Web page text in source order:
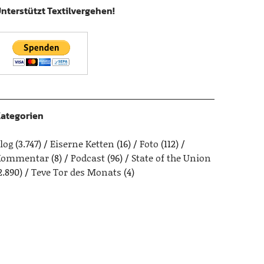
Textilvergehen!
(3.747) Eiserne Ketten (16) Foto (112)
(8) Podcast(96)
State of the Union
Teve Tor des Monats (4)